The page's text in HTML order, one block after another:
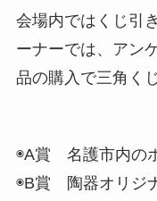
会場内ではくじ引
ーナーでは、アン
品の購入で三角く
◉A賞 名護市内の
◉B賞 陶器オリジ